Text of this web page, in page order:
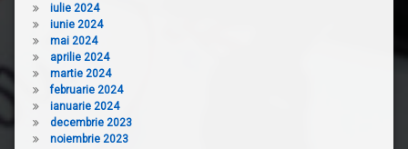
iulie 2024
iunie 2024
mai 2024
aprilie 2024
martie 2024
februarie 2024
ianuarie 2024
decembrie 2023
noiembrie 2023